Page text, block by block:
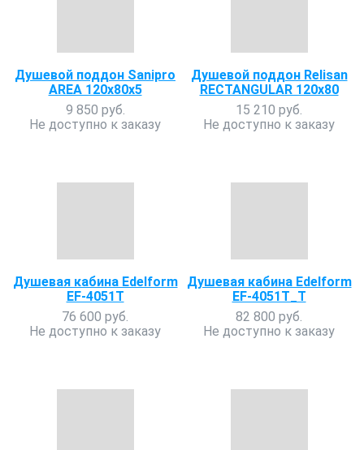
Душевой поддон Sanipro
AREA 120х80х5
9 850 руб.
Не доступно к заказу
Душевой поддон Relisan
RECTANGULAR 120x80
15 210 руб.
Не доступно к заказу
Душевая кабина Edelform
EF-4051T
76 600 руб.
Не доступно к заказу
Душевая кабина Edelform
EF-4051T_T
82 800 руб.
Не доступно к заказу